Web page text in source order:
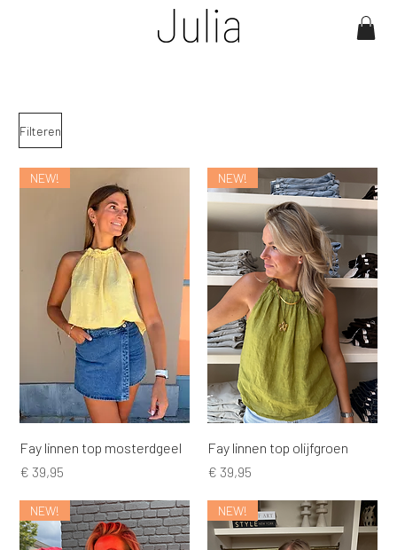
Filteren
NEW!
Fay linnen top mosterdgeel
Prijs
€ 39,95
NEW!
Fay linnen top olijfgroen
Prijs
€ 39,95
NEW! NEW!